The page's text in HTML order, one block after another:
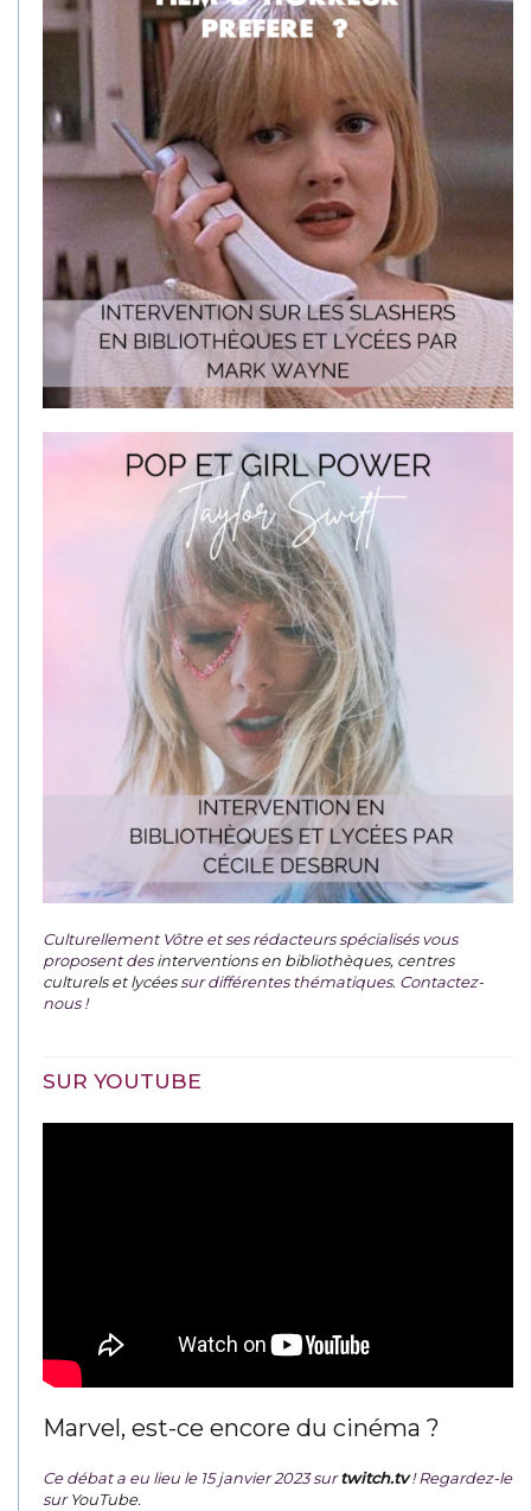
Culturellement Vôtre et ses rédacteurs spécialisés vous
proposent desinterventions en bibliothèques, centres
culturels et lycéessur différentes thématiques. Contactez-
nous !
SUR YOUTUBE
Marvel, est-ce encore du cinéma ?
Ce débat a eu lieu le 15 janvier 2023 surtwitch.tv ! Regardez-le
surYouTube.